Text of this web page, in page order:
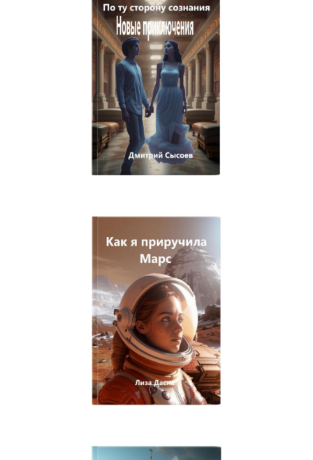
Мои нелепые приключения
Александра. Как я спасала Землю
Приключение Машки: год длиною в жизнь
Как я искала маму в сказочном мире
Ох уж эти помидоры, или Мои приключения
Мой забытый подарок
Новогодние приключения Ночки
По ту сторону сознания
Двадцать лет спустя. Город, которого нет
Возвращение. Город, которого нет
За периметром. Город, которого нет
В ловушке. Город, которого нет